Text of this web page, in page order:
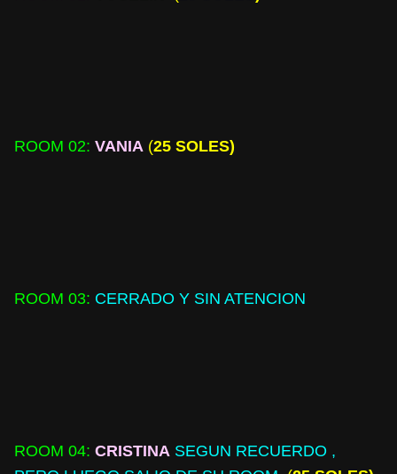
ROOM 02: VANIA (25 SOLES)
ROOM 03: CERRADO Y SIN ATENCION
ROOM 04: CRISTINA SEGUN RECUERDO ,